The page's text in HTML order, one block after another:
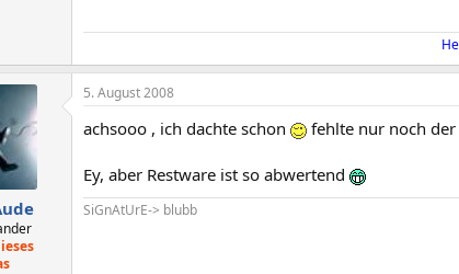
5. August 2008
achsooo , ich dachte schon fehlte nur noch der
Ey, aber Restware ist so abwertend
SiGnAtUrE-> blubb